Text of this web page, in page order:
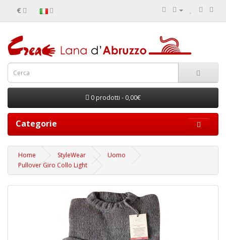
€
0 prodotti - 0,00€
Categorie
Home StyleWear
Uomo
Pullover Giro Collo Light